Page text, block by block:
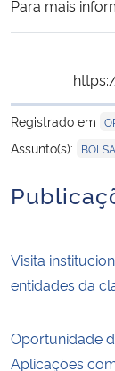
Advocacia-Geral da
Para mais
Registrado em
Assunto(s): BOLSA
Visita
entidades da
Oportunidade
Aplicações